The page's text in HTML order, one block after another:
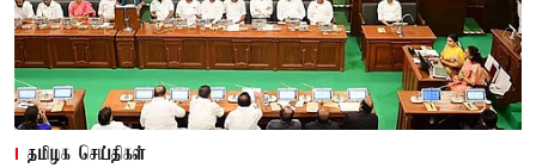
தமிழக செய்திகள்